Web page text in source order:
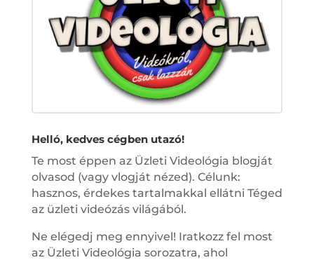
Helló, kedves cégben utazó!
Te most éppen az Üzleti Videológia blogját
olvasod (vagy vlogját nézed). Célunk:
hasznos, érdekes tartalmakkal ellátni Téged
az üzleti videózás világából.
Ne elégedj meg ennyivel! Iratkozz fel most
az Üzleti Videológia sorozatra, ahol